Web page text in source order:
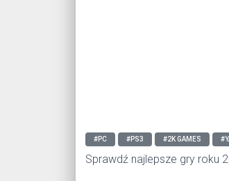
#PC #PS3 #2K GAMES
Sprawdź najlepsze gry roku